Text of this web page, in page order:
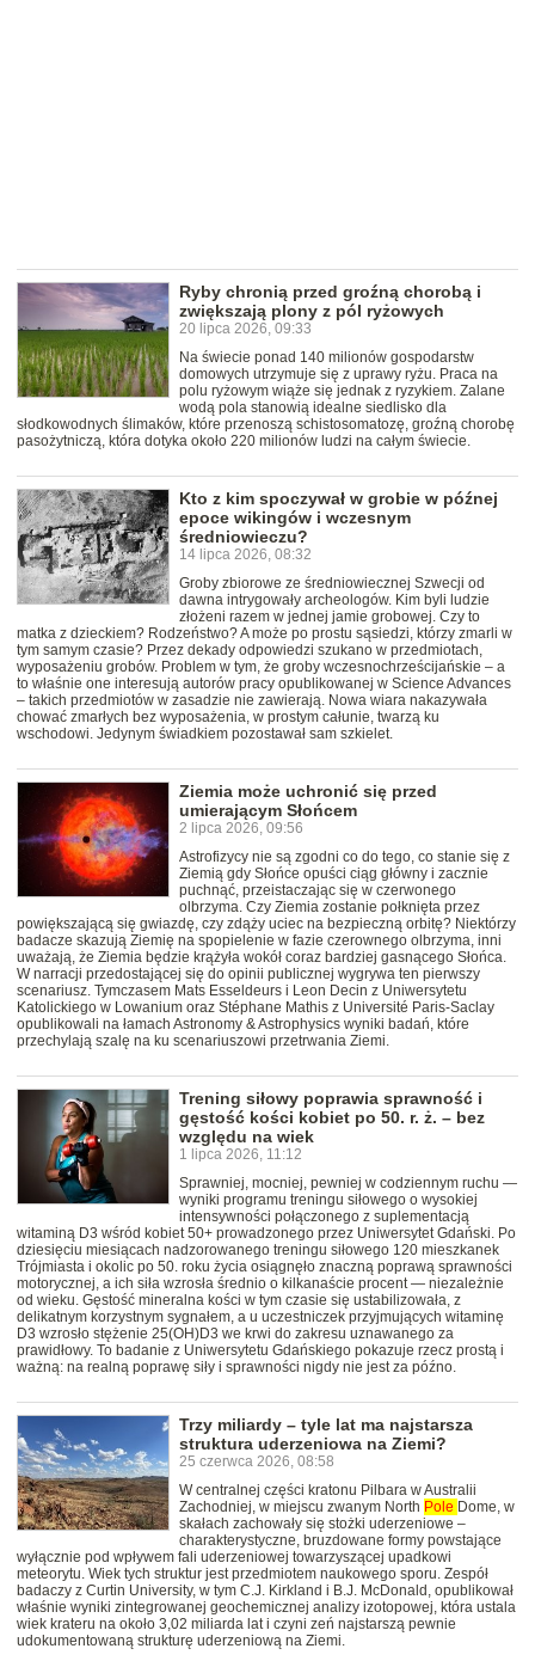
Ryby chronią przed groźną chorobą i
zwiększają plony z pól ryżowych
20 lipca 2026, 09:33
Na świecie ponad 140 milionów gospodarstw
domowych utrzymuje się z uprawy ryżu. Praca na
polu ryżowym wiąże się jednak z ryzykiem. Zalane
wodą pola stanowią idealne siedlisko dla
słodkowodnych ślimaków, które przenoszą schistosomatozę, groźną chorobę
pasożytniczą, która dotyka około 220 milionów ludzi na całym świecie.
Kto z kim spoczywał w grobie w późnej
epoce wikingów i wczesnym
średniowieczu?
14 lipca 2026, 08:32
Groby zbiorowe ze średniowiecznej Szwecji od
dawna intrygowały archeologów. Kim byli ludzie
złożeni razem w jednej jamie grobowej. Czy to
matka z dzieckiem? Rodzeństwo? A może po prostu sąsiedzi, którzy zmarli w
tym samym czasie? Przez dekady odpowiedzi szukano w przedmiotach,
wyposażeniu grobów. Problem w tym, że groby wczesnochrześcijańskie – a
to właśnie one interesują autorów pracy opublikowanej w Science Advances
– takich przedmiotów w zasadzie nie zawierają. Nowa wiara nakazywała
chować zmarłych bez wyposażenia, w prostym całunie, twarzą ku
wschodowi. Jedynym świadkiem pozostawał sam szkielet.
Ziemia może uchronić się przed
umierającym Słońcem
2 lipca 2026, 09:56
Astrofizycy nie są zgodni co do tego, co stanie się z
Ziemią gdy Słońce opuści ciąg główny i zacznie
puchnąć, przeistaczając się w czerwonego
olbrzyma. Czy Ziemia zostanie połknięta przez
powiększającą się gwiazdę, czy zdąży uciec na bezpieczną orbitę? Niektórzy
badacze skazują Ziemię na spopielenie w fazie czerownego olbrzyma, inni
uważają, że Ziemia będzie krążyła wokół coraz bardziej gasnącego Słońca.
W narracji przedostającej się do opinii publicznej wygrywa ten pierwszy
scenariusz. Tymczasem Mats Esseldeurs i Leon Decin z Uniwersytetu
Katolickiego w Lowanium oraz Stéphane Mathis z Université Paris-Saclay
opublikowali na łamach Astronomy & Astrophysics wyniki badań, które
przechylają szalę na ku scenariuszowi przetrwania Ziemi.
Trening siłowy poprawia sprawność i
gęstość kości kobiet po 50. r. ż. – bez
względu na wiek
1 lipca 2026, 11:12
Sprawniej, mocniej, pewniej w codziennym ruchu —
wyniki programu treningu siłowego o wysokiej
intensywności połączonego z suplementacją
witaminą D3 wśród kobiet 50+ prowadzonego przez Uniwersytet Gdański. Po
dziesięciu miesiącach nadzorowanego treningu siłowego 120 mieszkanek
Trójmiasta i okolic po 50. roku życia osiągnęło znaczną poprawą sprawności
motorycznej, a ich siła wzrosła średnio o kilkanaście procent — niezależnie
od wieku. Gęstość mineralna kości w tym czasie się ustabilizowała, z
delikatnym korzystnym sygnałem, a u uczestniczek przyjmujących witaminę
D3 wzrosło stężenie 25(OH)D3 we krwi do zakresu uznawanego za
prawidłowy. To badanie z Uniwersytetu Gdańskiego pokazuje rzecz prostą i
ważną: na realną poprawę siły i sprawności nigdy nie jest za późno.
Trzy miliardy – tyle lat ma najstarsza
struktura uderzeniowa na Ziemi?
25 czerwca 2026, 08:58
W centralnej części kratonu Pilbara w Australii
Zachodniej, w miejscu zwanym North Pole Dome, w
skałach zachowały się stożki uderzeniowe –
charakterystyczne, bruzdowane formy powstające
wyłącznie pod wpływem fali uderzeniowej towarzyszącej upadkowi
meteorytu. Wiek tych struktur jest przedmiotem naukowego sporu. Zespół
badaczy z Curtin University, w tym C.J. Kirkland i B.J. McDonald, opublikował
właśnie wyniki zintegrowanej geochemicznej analizy izotopowej, która ustala
wiek krateru na około 3,02 miliarda lat i czyni zeń najstarszą pewnie
udokumentowaną strukturę uderzeniową na Ziemi.